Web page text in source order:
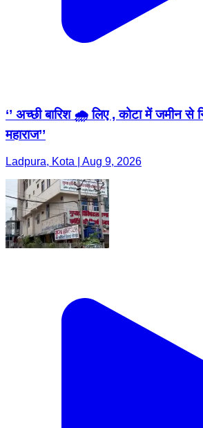
‘’ अच्छी बारिश 🌧️ लिए , कोटा में जमीन से
महाराज’’
Ladpura, Kota | Aug 9, 2026